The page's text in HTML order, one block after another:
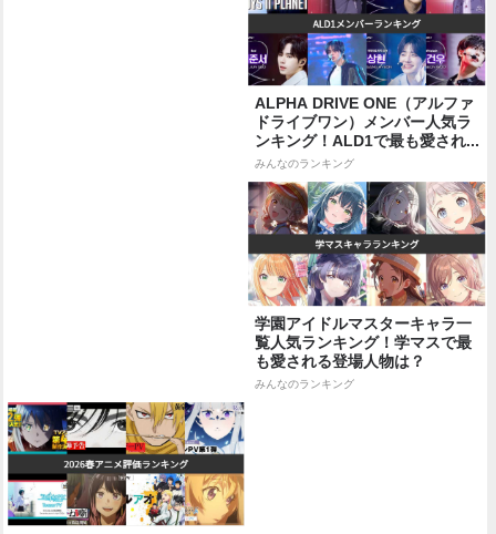
ALPHA DRIVE ONE（アルファ
ドライブワン）メンバー人気ラ
ンキング！ALD1で最も愛され...
みんなのランキング
学園アイドルマスターキャラ一
覧人気ランキング！学マスで最
も愛される登場人物は？
みんなのランキング